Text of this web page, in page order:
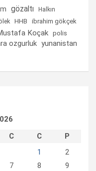
gözaltı
Halkın
HHB ibrahim gökçek
Koçak polis
ozgurluk yunanistan
C C
P
1
2
7 8
9